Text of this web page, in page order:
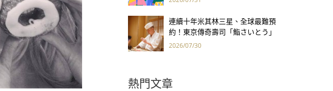
連續十年米其林三星、全球最難預
約！東京傳奇壽司「鮨さいとう」
為何破例首度來台？
2026/07/30
熱門文章